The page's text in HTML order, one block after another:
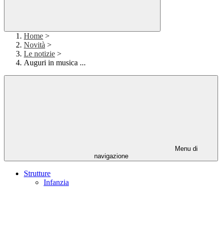
Home >
Novità >
Le notizie >
Auguri in musica ...
Menu di
navigazione
Strutture
Infanzia